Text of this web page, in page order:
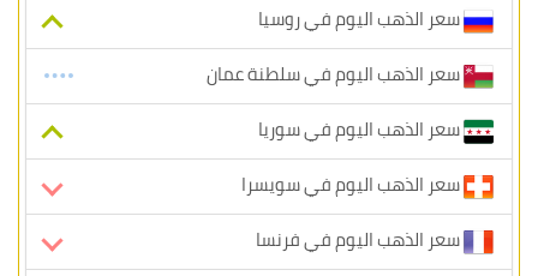
سعر الذهب اليوم في روسيا
سعر الذهب اليوم في سلطنة عمان
سعر الذهب اليوم في سوريا
سعر الذهب اليوم في سويسرا
سعر الذهب اليوم في فرنسا